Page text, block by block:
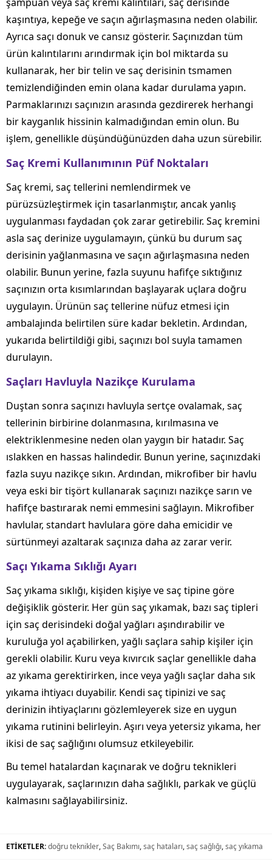
şampuan veya saç kremi kalıntıları, saç derisinde
kaşıntıya, kepeğe ve saçın ağırlaşmasına neden olabilir.
Ayrıca saçı donuk ve cansız gösterir. Saçınızdan tüm
ürün kalıntılarını arındırmak için bol miktarda su
kullanarak, her bir telin ve saç derisinin tsmamen
temizlendiğinden emin olana kadar durulama yapın.
Parmaklarınızı saçınızın arasında gezdirerek herhangi
bir kayganlık hissinin kalmadığından emin olun. Bu
işlem, genellikle düşündüğünüzden daha uzun sürebilir.
Saç Kremi Kullanımının Püf Noktaları
Saç kremi, saç tellerini nemlendirmek ve
pürüzsüzleştirmek için tasarlanmıştır, ancak yanlış
uygulanması faydadan çok zarar getirebilir. Saç kremini
asla saç derinize uygulamayın, çünkü bu durum saç
derisinin yağlanmasına ve saçın ağırlaşmasına neden
olabilir. Bunun yerine, fazla suyunu hafifçe sıktığınız
saçınızın orta kısımlarından başlayarak uçlara doğru
uygulayın. Ürünün saç tellerine nüfuz etmesi için
ambalajında belirtilen süre kadar bekletin. Ardından,
yukarıda belirtildiği gibi, saçınızı bol suyla tamamen
durulayın.
Saçları Havluyla Nazikçe Kurulama
Duştan sonra saçınızı havluyla sertçe ovalamak, saç
tellerinin birbirine dolanmasına, kırılmasına ve
elektriklenmesine neden olan yaygın bir hatadır. Saç
ıslakken en hassas halindedir. Bunun yerine, saçınızdaki
fazla suyu nazikçe sıkın. Ardından, mikrofiber bir havlu
veya eski bir tişört kullanarak saçınızı nazikçe sarın ve
hafifçe bastırarak nemi emmesini sağlayın. Mikrofiber
havlular, standart havlulara göre daha emicidir ve
sürtünmeyi azaltarak saçınıza daha az zarar verir.
Saçı Yıkama Sıklığı Ayarı
Saç yıkama sıklığı, kişiden kişiye ve saç tipine göre
değişiklik gösterir. Her gün saç yıkamak, bazı saç tipleri
için saç derisindeki doğal yağları aşındırabilir ve
kuruluğa yol açabilirken, yağlı saçlara sahip kişiler için
gerekli olabilir. Kuru veya kıvırcık saçlar genellikle daha
az yıkama gerektirirken, ince veya yağlı saçlar daha sık
yıkama ihtiyacı duyabilir. Kendi saç tipinizi ve saç
derinizin ihtiyaçlarını gözlemleyerek size en uygun
yıkama rutinini belirleyin. Aşırı veya yetersiz yıkama, her
ikisi de saç sağlığını olumsuz etkileyebilir.
Bu temel hatalardan kaçınarak ve doğru teknikleri
uygulayarak, saçlarınızın daha sağlıklı, parkak ve güçlü
kalmasını sağlayabilirsiniz.
ETİKETLER:doğru teknikler,Saç Bakımı,saç hataları,saç sağlığı,saç yıkama